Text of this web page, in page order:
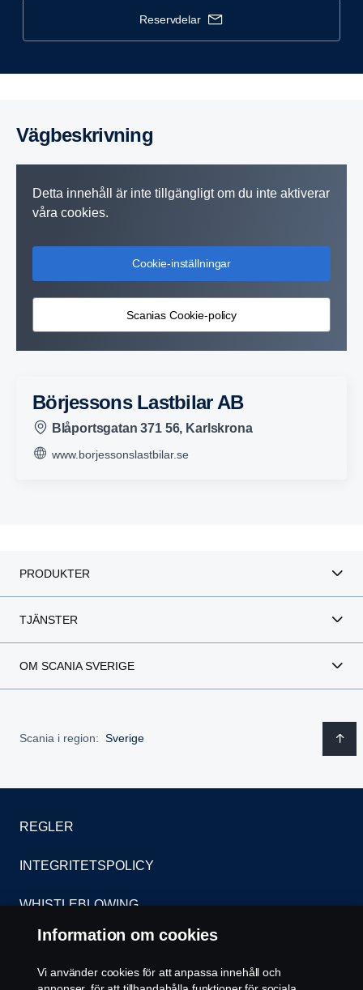
reservdelar
Vägbe­skriv­ning
Detta innehåll är inte tillgängligt om du inte aktiverar
våra cookies.
Cookie-inställningar
Scanias Cookie-policy
Börjessons Lastbilar AB
Blåportsgatan 371 56, Karlskrona
www.borjessonslastbilar.se
PRODUKTER
TJÄNSTER
OM SCANIA SVERIGE
Scania i region: Sverige
REGLER
INTEGRITETSPOLICY
WHISTLEBLOWING
KONTAKT
ÅTERFÖRSÄLJARE
Information om cookies
Vi använder cookies för att anpassa innehåll och